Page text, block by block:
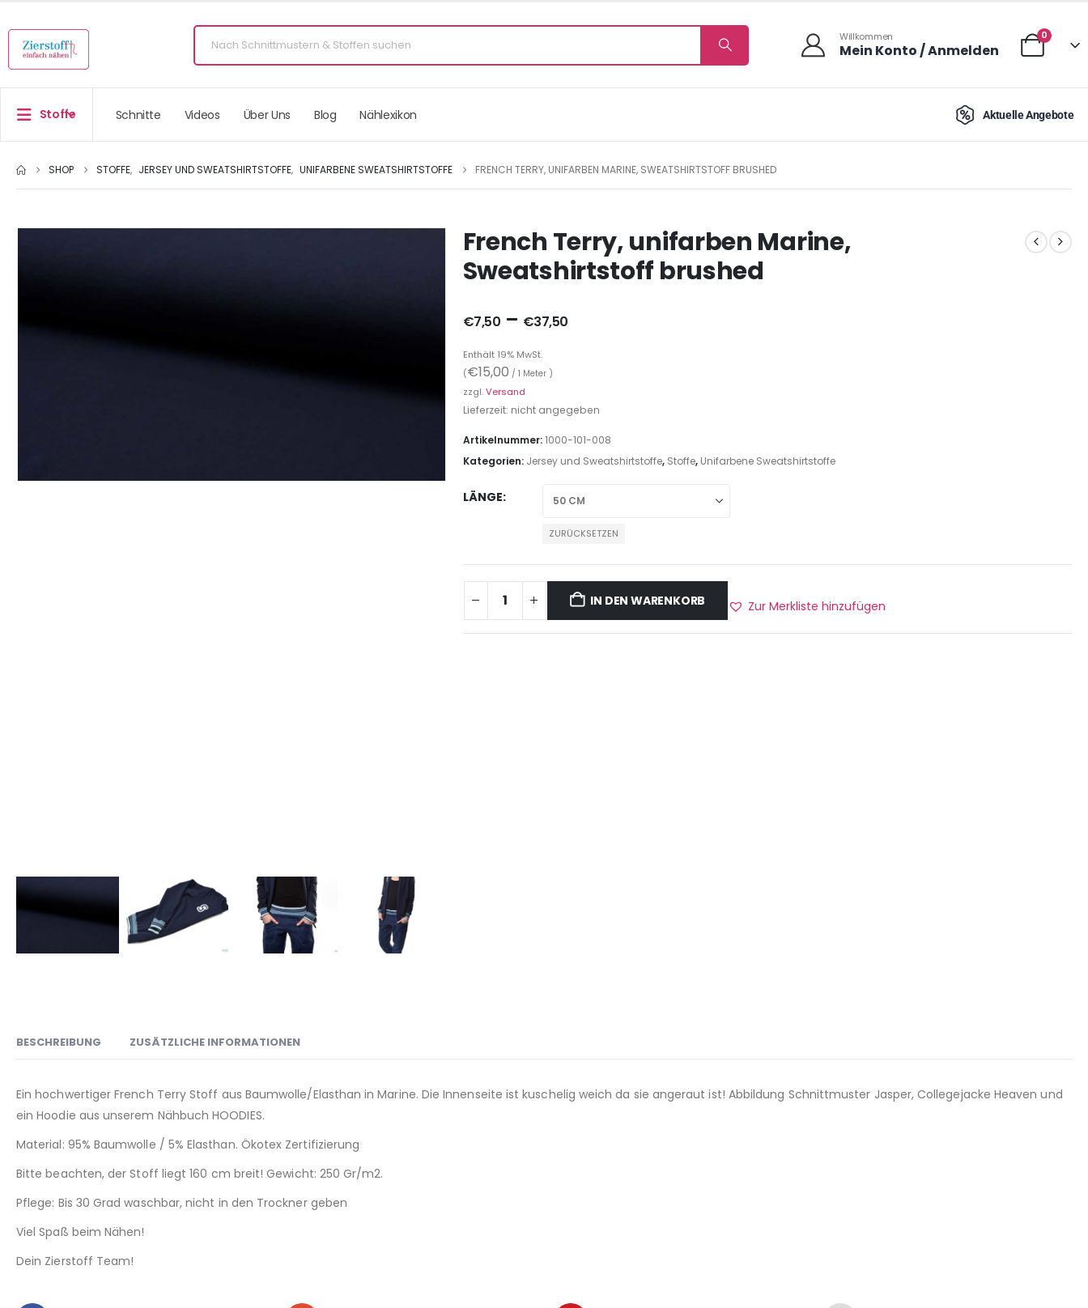
Willkommen
Mein Konto / Anmelden
0
Stoffe Schnitte Videos Über Uns Blog Nählexikon Aktuelle Angebote
SHOP STOFFE, JERSEY UND SWEATSHIRTSTOFFE, UNIFARBENE SWEATSHIRTSTOFFE FRENCH TERRY, UNIFARBEN MARINE, SWEATSHIRTSTOFF BRUSHED
French Terry, unifarben Marine,
Sweatshirtstoff brushed
€7,50 – €37,50
Enthält 19% MwSt.
(€15,00 / 1 Meter )
zzgl.Versand
Lieferzeit: nicht angegeben
Artikelnummer:1000-101-008
Kategorien: Jersey und Sweatshirtstoffe, Stoffe, Unifarbene Sweatshirtstoffe
LÄNGE
ZURÜCKSETZEN
IN DEN WARENKORB Zur Merkliste hinzufügen
BESCHREIBUNG ZUSÄTZLICHE INFORMATIONEN
Ein hochwertiger French Terry Stoff aus Baumwolle/Elasthan in Marine. Die Innenseite ist kuschelig weich da sie angeraut ist! Abbildung Schnittmuster Jasper, Collegejacke Heaven und
ein Hoodie aus unserem Nähbuch HOODIES.
Material: 95% Baumwolle / 5% Elasthan. Ökotex Zertifizierung
Bitte beachten, der Stoff liegt 160 cm breit! Gewicht: 250 Gr/m2.
Pflege: Bis 30 Grad waschbar, nicht in den Trockner geben
Viel Spaß beim Nähen!
Dein Zierstoff Team!